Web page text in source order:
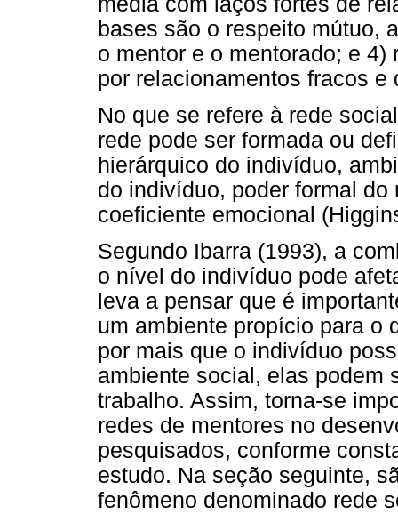
bases são o respeito mútuo,
o mentor e o mentorado; e
por relacionamentos fracos
No que se refere à rede
rede pode ser formada ou
hierárquico do indivíduo,
do indivíduo, poder formal
coeficiente emocional
Segundo Ibarra (1993), a
o nível do indivíduo pode
leva a pensar que é
um ambiente propício para o
por mais que o indivíduo
ambiente social, elas podem
trabalho. Assim, torna-se
redes de mentores no
pesquisados, conforme
estudo. Na seção seguinte,
fenômeno denominado rede